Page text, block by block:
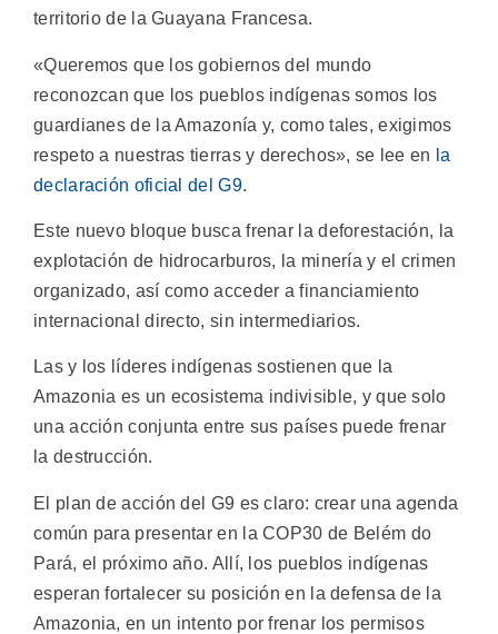
territorio de la Guayana Francesa.
«Queremos que los gobiernos del mundo
reconozcan que los pueblos indígenas somos los
guardianes de la Amazonía y, como tales, exigimos
respeto a nuestras tierras y derechos», se lee en la
declaración oficial del G9.
Este nuevo bloque busca frenar la deforestación, la
explotación de hidrocarburos, la minería y el crimen
organizado, así como acceder a financiamiento
internacional directo, sin intermediarios.
Las y los líderes indígenas sostienen que la
Amazonia es un ecosistema indivisible, y que solo
una acción conjunta entre sus países puede frenar
la destrucción.
El plan de acción del G9 es claro: crear una agenda
común para presentar en la COP30 de Belém do
Pará, el próximo año. Allí, los pueblos indígenas
esperan fortalecer su posición en la defensa de la
Amazonia, en un intento por frenar los permisos